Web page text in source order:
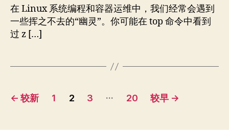
者
期
在 Linux 系统编程和容器运维中，我们经常会遇到
一些挥之不去的“幽灵”。你可能在 top 命令中看到
过 z […]
章
页
← 较新 1 2 3 … 20 较早 →